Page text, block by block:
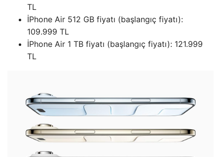
TL
İPhone Air 512 GB fiyatı (başlangıç ​​fiyatı):
109.999 TL
İPhone Air 1 TB fiyatı (başlangıç ​​fiyatı): 121.999
TL